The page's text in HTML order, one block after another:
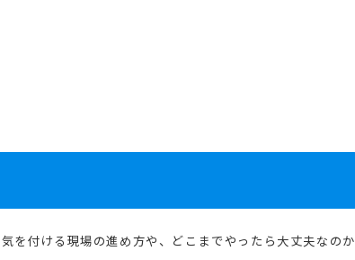
を付ける現場の進め方や、どこまでやったら大丈夫なのか